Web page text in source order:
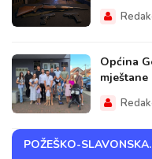
Općina
mještane
POŽEŠKO-